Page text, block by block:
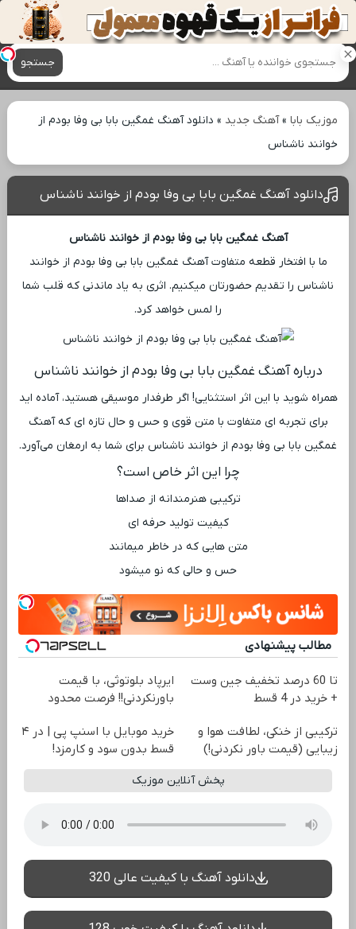
آهنگ های جدید
جستجو
موزیک بابا»آهنگ جدید » دانلود آهنگ غمگین بابا بی وفا بودم از
خوانند ناشناس
دانلود آهنگ غمگین بابا بی وفا بودم از خوانند ناشناس
آهنگ غمگین بابا بی وفا بودم از خوانند ناشناس
ما با افتخار قطعه متفاوت آهنگ غمگین بابا بی وفا بودم از خوانند
ناشناس را تقدیم حضورتان میکنیم. اثری به یاد ماندنی که قلب شما
را لمس خواهد کرد.
درباره آهنگ غمگین بابا بی وفا بودم از خوانند ناشناس
همراه شوید با این اثر استثنایی! اگر طرفدار موسیقی هستید، آماده ‌اید
برای تجربه ‌ای متفاوت با متن قوی و حس و حال تازه ‌ای که آهنگ
غمگین بابا بی وفا بودم از خوانند ناشناس برای شما به ارمغان می‌آورد.
چرا این اثر خاص است؟
ترکیبی هنرمندانه از صداها
کیفیت تولید حرفه ‌ای
متن‌ هایی که در خاطر میمانند
حس و حالی که نو میشود
مطالب پیشنهادی
تا 60 درصد تخفیف جین وست
+ خرید در 4 قسط
ایرپاد بلوتوثی، با قیمت
باورنکردنی!! فرصت محدود
ترکیبی از خنکی، لطافت هوا و
زیبایی (قیمت باور نکردنی!)
خرید موبایل با اسنپ پی | در ۴
قسط بدون سود و کارمزد!
پخش آنلاین موزیک
دانلود آهنگ با کیفیت عالی 320